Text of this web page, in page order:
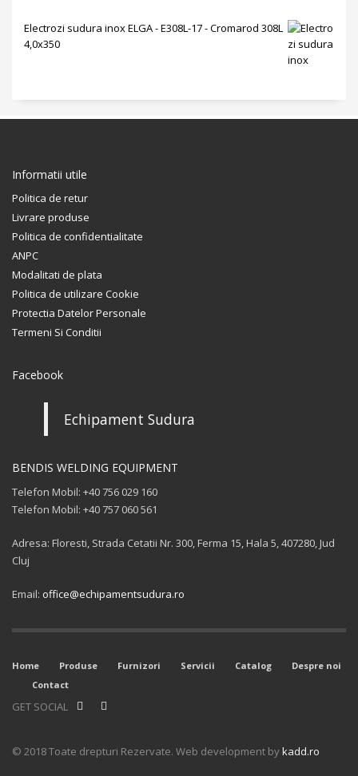
Electrozi sudura inox ELGA - E308L-17 - Cromarod 308L
4,0x350
Informatii utile
Politica de retur
Livrare produse
Politica de confidentialitate
ANPC
Modalitati de plata
Politica de utilizare Cookie
Protectia Datelor Personale
Termeni Si Conditii
Facebook
Echipament Sudura
BENDIS WELDING EQUIPMENT
Telefon Mobil: +40 756 029 160
Telefon Mobil: +40 757 060 561
Adresa: Floresti, Strada Cetatii Nr. 300, Ferma 15, Hala 5, 407280, Jud
Cluj
Email: office@echipamentsudura.ro
Home Produse Furnizori Servicii Catalog
Despre noi
Contact
GET SOCIAL
© 2018 Toate drepturi Rezervate. Web development bykadd.ro